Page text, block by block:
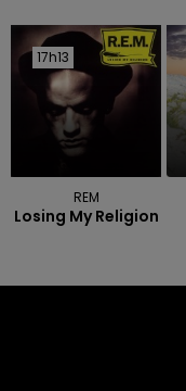
17h13
17h13
REM
Losing My Religion